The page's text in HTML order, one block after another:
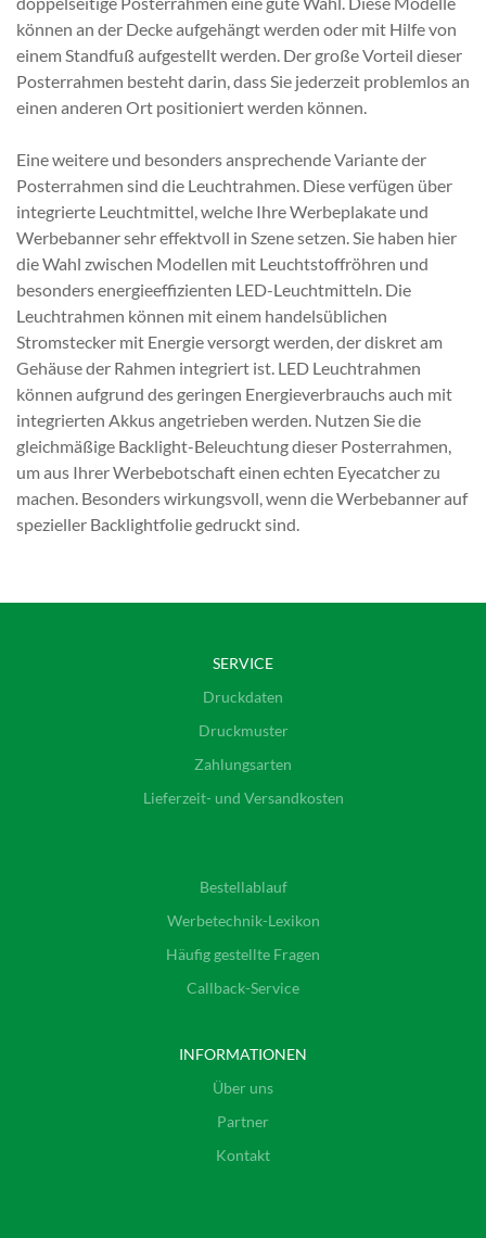
können an der Decke aufgehängt werden oder mit Hilfe von
einem Standfuß aufgestellt werden. Der große Vorteil dieser
Posterrahmen besteht darin, dass Sie jederzeit problemlos an
einen anderen Ort positioniert werden können.
Eine weitere und besonders ansprechende Variante der
Posterrahmen sind die Leuchtrahmen. Diese verfügen über
integrierte Leuchtmittel, welche Ihre Werbeplakate und
Werbebanner sehr effektvoll in Szene setzen. Sie haben hier
die Wahl zwischen Modellen mit Leuchtstoffröhren und
besonders energieeffizienten LED-Leuchtmitteln. Die
Leuchtrahmen können mit einem handelsüblichen
Stromstecker mit Energie versorgt werden, der diskret am
Gehäuse der Rahmen integriert ist. LED Leuchtrahmen
können aufgrund des geringen Energieverbrauchs auch mit
integrierten Akkus angetrieben werden. Nutzen Sie die
gleichmäßige Backlight-Beleuchtung dieser Posterrahmen,
um aus Ihrer Werbebotschaft einen echten Eyecatcher zu
machen. Besonders wirkungsvoll, wenn die Werbebanner auf
spezieller Backlightfolie gedruckt sind.
SERVICE
Druckdaten
Druckmuster
Zahlungsarten
Lieferzeit- und Versandkosten
Bestellablauf
Werbetechnik-Lexikon
Häufig gestellte Fragen
Callback-Service
INFORMATIONEN
Über uns
Partner
Kontakt